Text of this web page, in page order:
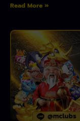
Read More »